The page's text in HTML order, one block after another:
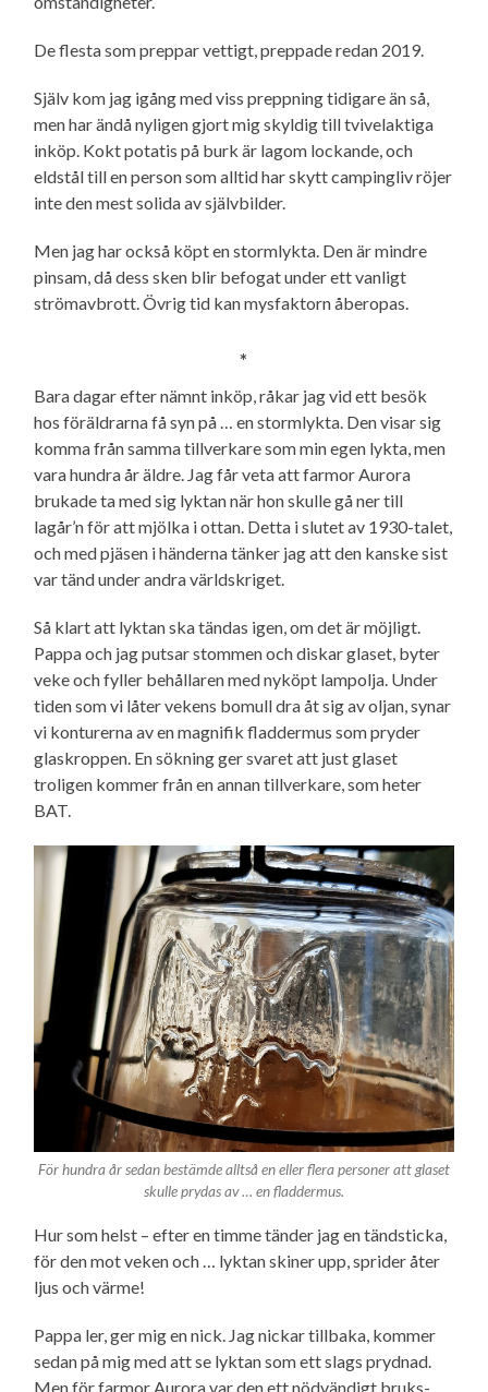
De flesta som preppar vettigt, preppade redan 2019.
Själv kom jag igång med viss preppning tidigare än så,
men har ändå nyligen gjort mig skyldig till tvivelaktiga
inköp. Kokt potatis på burk är lagom lockande, och
eldstål till en person som alltid har skytt campingliv röjer
inte den mest solida av självbilder.
Men jag har också köpt en stormlykta. Den är mindre
pinsam, då dess sken blir befogat under ett vanligt
strömavbrott. Övrig tid kan mysfaktorn åberopas.
*
Bara dagar efter nämnt inköp, råkar jag vid ett besök
hos föräldrarna få syn på … en stormlykta. Den visar sig
komma från samma tillverkare som min egen lykta, men
vara hundra år äldre. Jag får veta att farmor Aurora
brukade ta med sig lyktan när hon skulle gå ner till
lagår’n för att mjölka i ottan. Detta i slutet av 1930-talet,
och med pjäsen i händerna tänker jag att den kanske sist
var tänd under andra världskriget.
Så klart att lyktan ska tändas igen, om det är möjligt.
Pappa och jag putsar stommen och diskar glaset, byter
veke och fyller behållaren med nyköpt lampolja. Under
tiden som vi låter vekens bomull dra åt sig av oljan, synar
vi konturerna av en magnifik fladdermus som pryder
glaskroppen. En sökning ger svaret att just glaset
troligen kommer från en annan tillverkare, som heter
BAT.
För hundra år sedan bestämde alltså en eller flera personer att glaset
skulle prydas av … en fladdermus.
Hur som helst – efter en timme tänder jag en tändsticka,
för den mot veken och … lyktan skiner upp, sprider åter
ljus och värme!
Pappa ler, ger mig en nick. Jag nickar tillbaka, kommer
sedan på mig med att se lyktan som ett slags prydnad.
Men för farmor Aurora var den ett nödvändigt bruks­